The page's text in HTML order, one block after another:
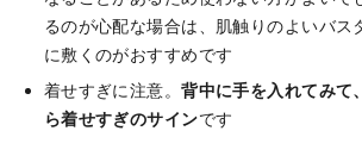
るのが心配な場合は、肌触りのよいバス
に敷くのがおすすめです
着せすぎに注意。背中に手を入れてみて
ら着せすぎのサインです